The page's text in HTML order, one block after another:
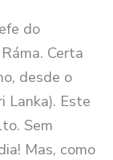
do
Certa
desde o
Lanka). Este
Sem
Mas, como